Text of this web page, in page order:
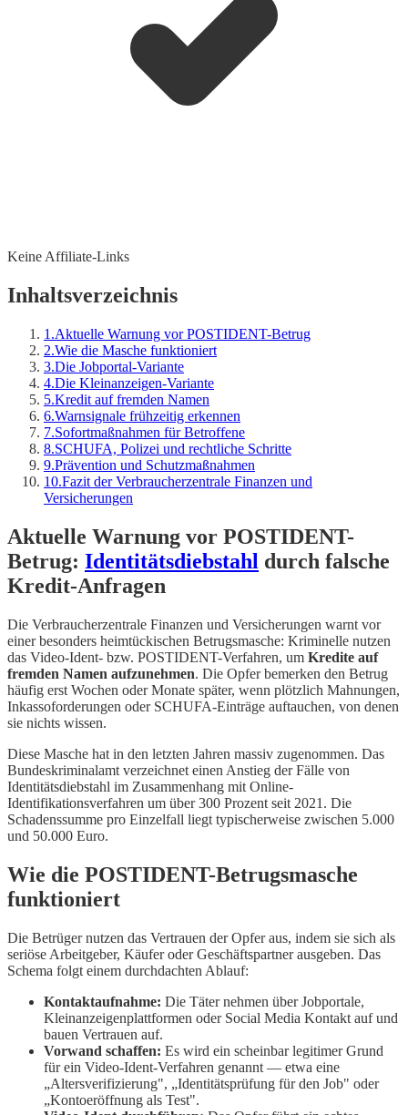
Keine Affiliate-Links
Inhaltsverzeichnis
1 .Aktuelle Warnung vor POSTIDENT-Betrug
2.Wie die Masche funktioniert
3.Die Jobportal-Variante
4.Die Kleinanzeigen-Variante
5.Kredit auf fremden Namen
6.Warnsignale frühzeitig erkennen
7.Sofortmaßnahmen für Betroffene
8.SCHUFA, Polizei und rechtliche Schritte
9.Prävention und Schutzmaßnahmen
10.Fazit der Verbraucherzentrale Finanzen und
Versicherungen
Aktuelle Warnung vor POSTIDENT-
Betrug: Identitätsdiebstahl durch falsche
Kredit-Anfragen
Die Verbraucherzentrale Finanzen und Versicherungen warnt vor
einer besonders heimtückischen Betrugsmasche: Kriminelle nutzen
das Video-Ident- bzw. POSTIDENT-Verfahren, um Kredite auf
fremden Namen aufzunehmen. Die Opfer bemerken den Betrug
häufig erst Wochen oder Monate später, wenn plötzlich Mahnungen,
Inkassoforderungen oder SCHUFA-Einträge auftauchen, von denen
sie nichts wissen.
Diese Masche hat in den letzten Jahren massiv zugenommen. Das
Bundeskriminalamt verzeichnet einen Anstieg der Fälle von
Identitätsdiebstahl im Zusammenhang mit Online-
Identifikationsverfahren um über 300 Prozent seit 2021. Die
Schadenssumme pro Einzelfall liegt typischerweise zwischen 5.000
und 50.000 Euro.
Wie die POSTIDENT-Betrugsmasche
funktioniert
Die Betrüger nutzen das Vertrauen der Opfer aus, indem sie sich als
seriöse Arbeitgeber, Käufer oder Geschäftspartner ausgeben. Das
Schema folgt einem durchdachten Ablauf:
Kontaktaufnahme: Die Täter nehmen über Jobportale,
Kleinanzeigenplattformen oder Social Media Kontakt auf und
bauen Vertrauen auf.
Vorwand schaffen: Es wird ein scheinbar legitimer Grund
für ein Video-Ident-Verfahren genannt — etwa eine
„Altersverifizierung", „Identitätsprüfung für den Job" oder
„Kontoeröffnung als Test".